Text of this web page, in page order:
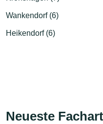
Wankendorf (6)
Heikendorf (6)
Neueste